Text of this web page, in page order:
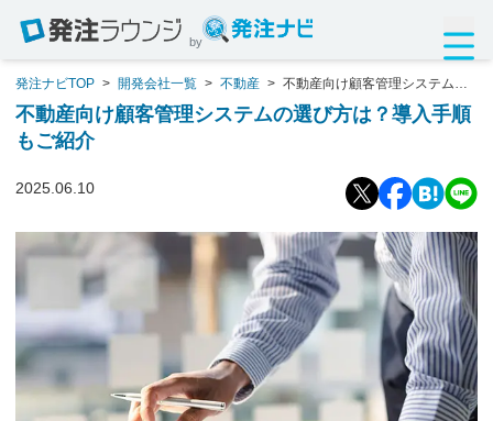
by
発注ナビTOP > 開発会社一覧 > 不動産 > 不動産向け顧客管理システムの
選び方は？導入手順もご紹介
不動産向け顧客管理システムの選び方は？導入手順
もご紹介
2025.06.10